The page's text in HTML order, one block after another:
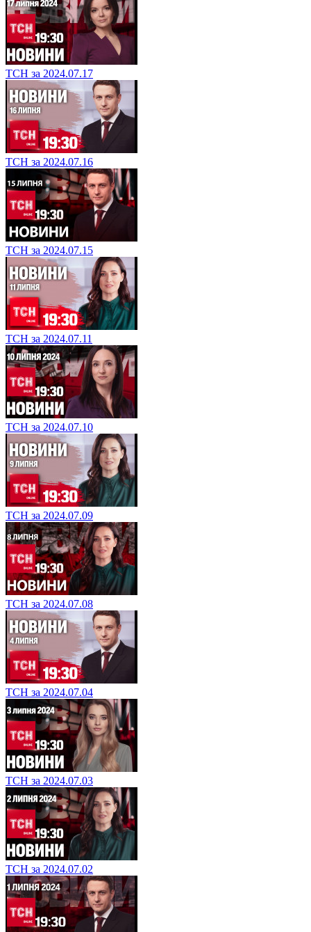
ТСН за 2024.07.17
ТСН за 2024.07.16
ТСН за 2024.07.15
ТСН за 2024.07.11
ТСН за 2024.07.10
ТСН за 2024.07.09
ТСН за 2024.07.08
ТСН за 2024.07.04
ТСН за 2024.07.03
ТСН за 2024.07.02